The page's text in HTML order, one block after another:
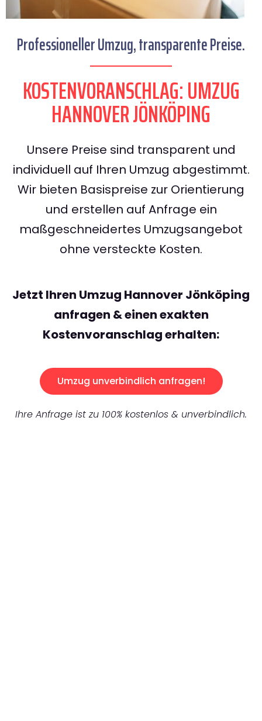
Professioneller Umzug, transparente Preise.
KOSTENVORANSCHLAG: UMZUG
HANNOVER JÖNKÖPING
Unsere Preise sind transparent und
individuell auf Ihren Umzug abgestimmt.
Wir bieten Basispreise zur Orientierung
und erstellen auf Anfrage ein
maßgeschneidertes Umzugsangebot
ohne versteckte Kosten.
Jetzt Ihren Umzug Hannover Jönköping
anfragen & einen exakten
Kostenvoranschlag erhalten:
Umzug unverbindlich anfragen!
Ihre Anfrage ist zu 100% kostenlos & unverbindlich.